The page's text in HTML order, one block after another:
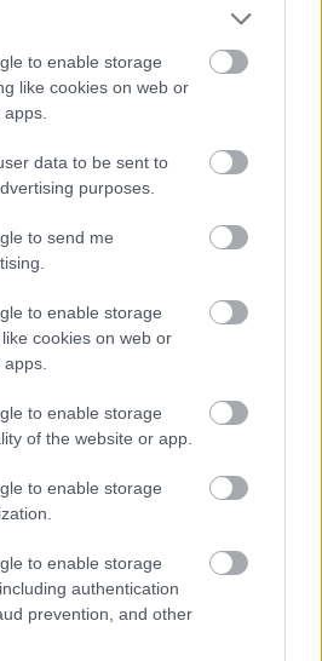
to enable storage
like cookies on web or
data to be sent to
purposes.
to send me
to enable storage
cookies on web or
to enable storage
of the website or app.
to enable storage
to enable storage
authentication
prevention, and other
volt, hogy felkötötték,
színész, hogy most hirtelen
(igaz, pár kivétellel nem
az egész.
kétszer is látható a
szoborral.
Moszkvában (és környékén)
amerikai kommandó. Ugyan
hogy lelőné Carriet,
elmenekül az őt nyilván
amerikaiakkal, ahelyett
magát, akivel valszeg több